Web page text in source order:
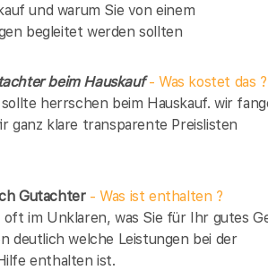
und warum Sie von einem
begleitet werden sollten
beim Hauskauf- Was kostet das ?
herrschen beim Hauskauf. wir
ganz klare transparente Preislisten
Gutachter- Was ist enthalten ?
oft im Unklaren, was Sie für Ihr gutes
deutlich welche Leistungen bei der
enthalten ist.